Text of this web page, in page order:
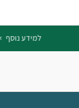
למידע נוסף